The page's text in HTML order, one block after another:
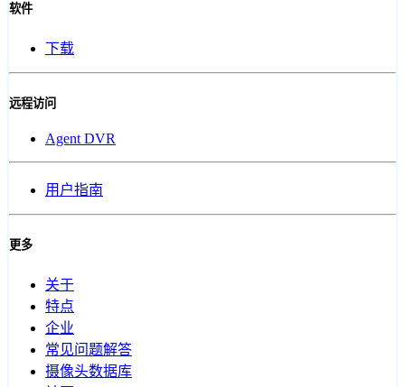
软件
下载
远程访问
Agent DVR
用户指南
更多
关于
特点
企业
常见问题解答
摄像头数据库